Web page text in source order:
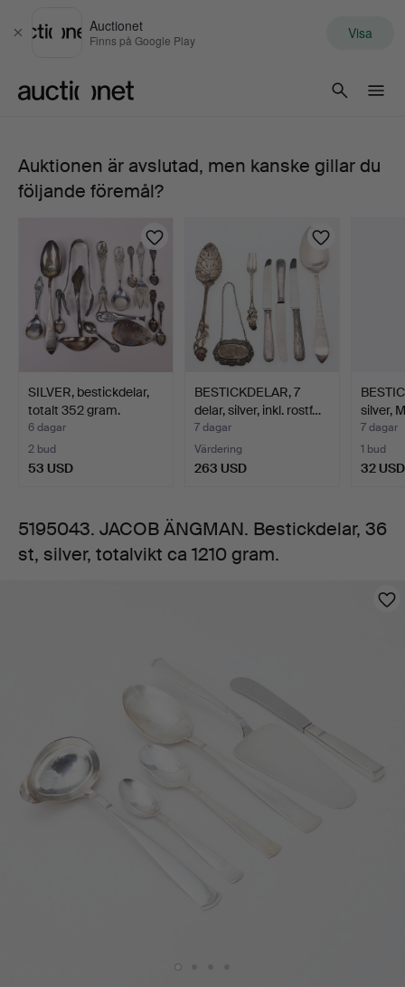
Stäng
Auctionet
Finns på Google Play Visa
JACOB
Bestickdelar,
st,
silver,
totalvikt
ca
1210
gram.
Auktionen är avslutad, men kanske gillar du
följande föremål?
SILVER, bestickdelar,
totalt 352 gram.
6 dagar
2 bud
53 USD
BESTICKDELAR, 7
delar, silver, inkl. rostf…
7 dagar
Värdering
263 USD
silver,
7 dagar
1 bud
32 USD
5195043. JACOB ÄNGMAN. Bestickdelar, 36
st, silver, totalvikt ca 1210 gram.